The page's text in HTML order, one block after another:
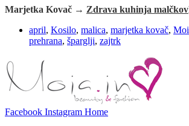
Marjetka Kovač → Zdrava kuhinja malčkov
april, Kosilo, malica, marjetka kovač,
prehrana, šparglji, zajtrk
Facebook Instagram Home